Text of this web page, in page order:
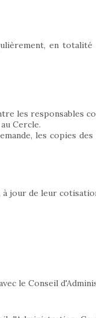
en
les responsables
Cercle.
les copies
à jour de leur
le Conseil